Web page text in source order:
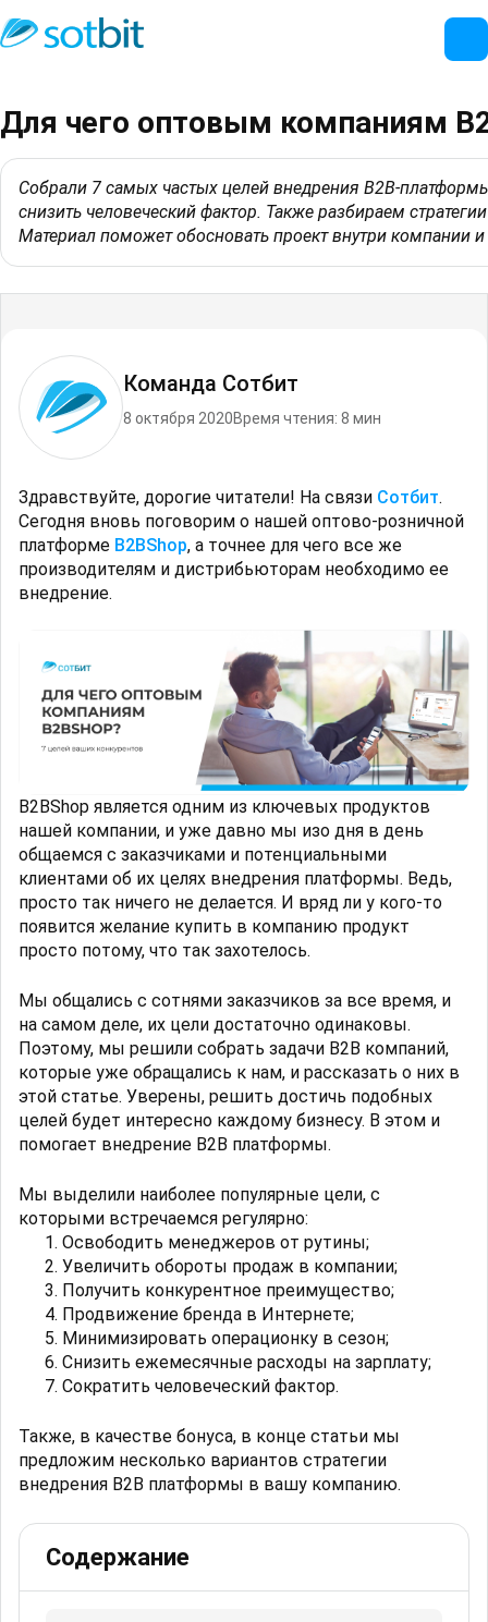
Для чего оптовым компаниям
Собрали 7 самых частых целей внедрения
снизить человеческий фактор. Также разбираем
Материал поможет обосновать проект внутри компании
Команда Сотбит
8 октября 2020Время чтения: 8 мин
Здравствуйте, дорогие читатели! На связи Сотбит.
Сегодня вновь поговорим о нашей оптово-розничной
платформе B2BShop, а точнее для чего все же
производителям и дистрибьюторам необходимо ее
внедрение.
B2BShop является одним из ключевых продуктов
нашей компании, и уже давно мы изо дня в день
общаемся с заказчиками и потенциальными
клиентами об их целях внедрения платформы. Ведь,
просто так ничего не делается. И вряд ли у кого-то
появится желание купить в компанию продукт
просто потому, что так захотелось.
Мы общались с сотнями заказчиков за все время, и
на самом деле, их цели достаточно одинаковы.
Поэтому, мы решили собрать задачи B2B компаний,
которые уже обращались к нам, и рассказать о них в
этой статье. Уверены, решить достичь подобных
целей будет интересно каждому бизнесу. В этом и
помогает внедрение B2B платформы.
Мы выделили наиболее популярные цели, с
которыми встречаемся регулярно:
Освободить менеджеров от рутины;
Увеличить обороты продаж в компании;
Получить конкурентное преимущество;
Продвижение бренда в Интернете;
Минимизировать операционку в сезон;
Снизить ежемесячные расходы на зарплату;
Сократить человеческий фактор.
Также, в качестве бонуса, в конце статьи мы
предложим несколько вариантов стратегии
внедрения B2B платформы в вашу компанию.
Содержание